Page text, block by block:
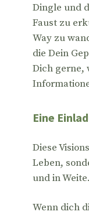
Dingle und
Faust zu
Way zu
die Dein
Dich gerne,
Eine
Diese
Leben,
und in Weite.
Wenn dich